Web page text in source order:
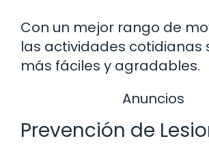
Con un mejor rango de
las actividades cotidianas
más fáciles y agradables.
Anuncios
Prevención de